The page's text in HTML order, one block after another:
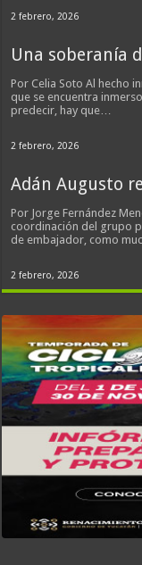
2 febrero, 2026
Una soberanía
Por Celia Soto Al hecho
que se encuentra
predecir, hay que…
2 febrero, 2026
Adán Augusto
Por Jorge Fernández
coordinación del grupo
de embajador, como
2 febrero, 2026